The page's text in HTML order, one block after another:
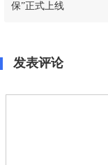
保”正式上线
发表评论